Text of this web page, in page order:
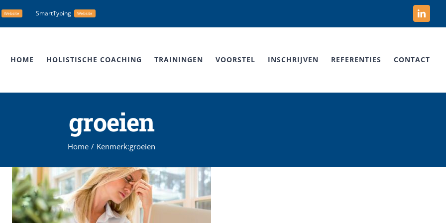
Website SmartTyping Website
HOME HOLISTISCHE COACHING TRAININGEN VOORSTEL INSCHRIJVEN REFERENTIES CONTACT
groeien
Home Kenmerk:groeien